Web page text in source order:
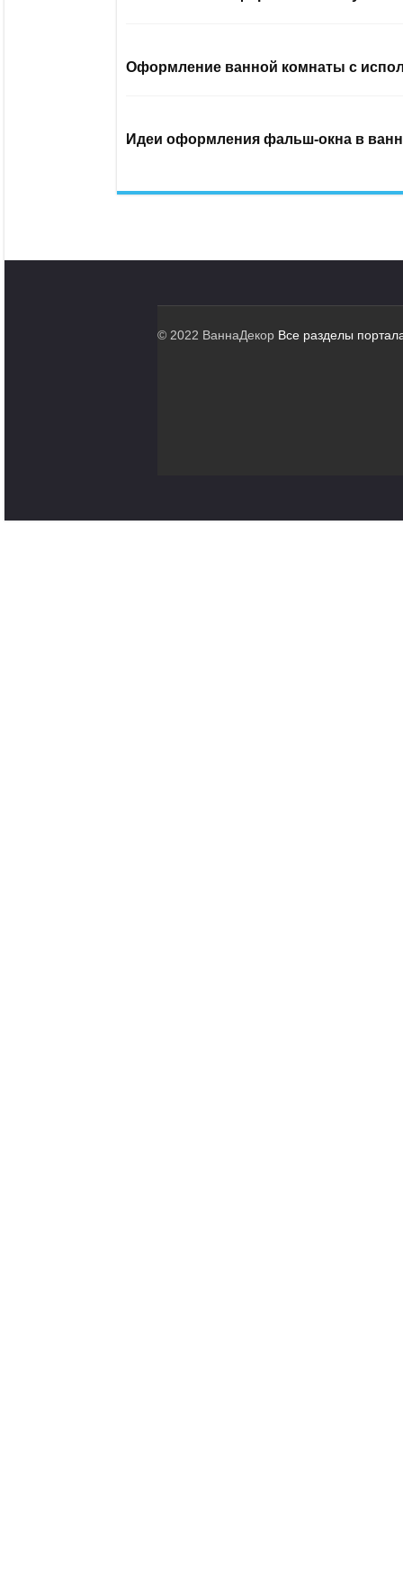
Оформление ванной комнаты с
Идеи оформления фальш-окна в
© 2022 ВаннаДекор Все разделы